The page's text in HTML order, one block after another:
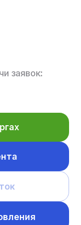
заявок: